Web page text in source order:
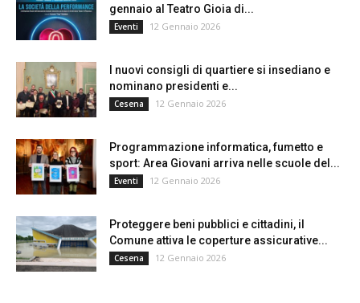
gennaio al Teatro Gioia di...
Eventi 12 Gennaio 2026
I nuovi consigli di quartiere si insediano e
nominano presidenti e...
Cesena 12 Gennaio 2026
Programmazione informatica, fumetto e
sport: Area Giovani arriva nelle scuole del...
Eventi 12 Gennaio 2026
Proteggere beni pubblici e cittadini, il
Comune attiva le coperture assicurative...
Cesena 12 Gennaio 2026